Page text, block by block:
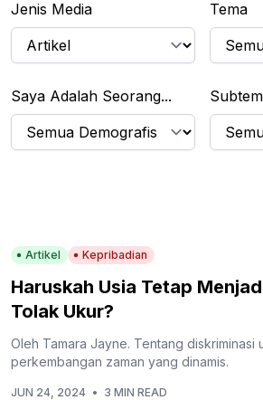
Jenis Media Tema
Saya Adalah Seorang...
Artikel Kepribadian
Haruskah Usia Tetap
Tolak Ukur?
Oleh Tamara Jayne. Tentang diskriminasi
perkembangan zaman yang dinamis.
JUN 24, 2024 • 3 MIN READ